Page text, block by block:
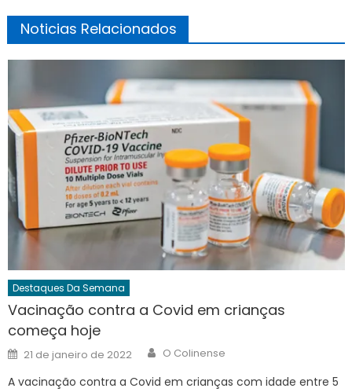
Noticias Relacionados
Destaques Da Semana
Vacinação contra a Covid em crianças
começa hoje
Posted
on
21 de janeiro de 2022 Author
O Colinense
A vacinação contra a Covid em crianças com idade entre 5